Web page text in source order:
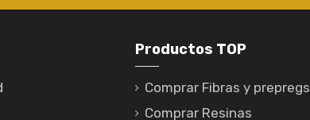
Productos TOP
Comprar Fibras y prepregs
Comprar Resinas